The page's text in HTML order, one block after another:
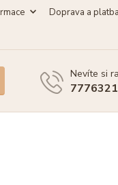
Doprava a platba
Nevíte si